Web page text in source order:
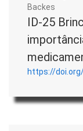
Backes
ID-25
https://